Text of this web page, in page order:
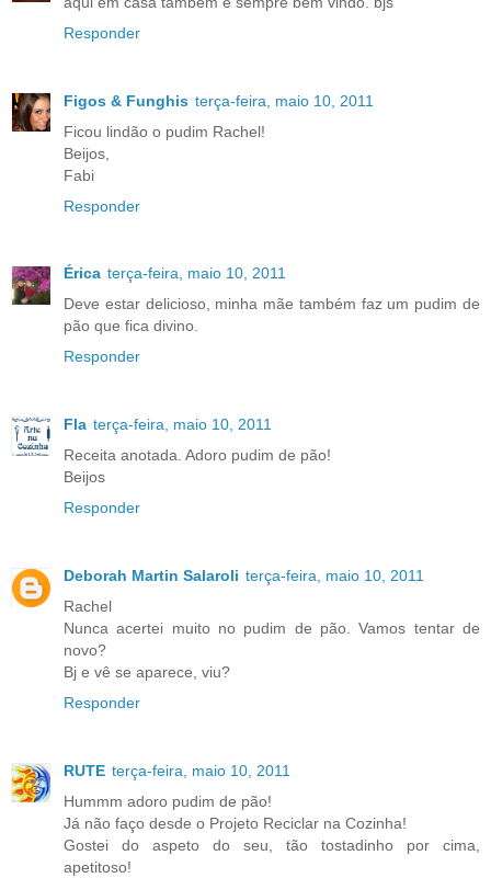
Responder
Figos & Funghis terça-feira, maio 10, 2011
Ficou lindão o pudim Rachel!
Beijos,
Fabi
Responder
Érica terça-feira, maio 10, 2011
Deve estar delicioso, minha mãe também faz um pudim de
pão que fica divino.
Responder
Fla terça-feira, maio 10, 2011
Receita anotada. Adoro pudim de pão!
Beijos
Responder
Deborah Martin Salaroli terça-feira, maio 10, 2011
Rachel
Nunca acertei muito no pudim de pão. Vamos tentar de
novo?
Bj e vê se aparece, viu?
Responder
RUTE terça-feira, maio 10, 2011
Hummm adoro pudim de pão!
Já não faço desde o Projeto Reciclar na Cozinha!
Gostei do aspeto do seu, tão tostadinho por cima,
apetitoso!